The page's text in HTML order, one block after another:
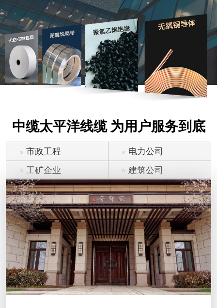
中缆太平洋线缆 为用户服务到底
市政工程
电力公司
工矿企业
建筑公司